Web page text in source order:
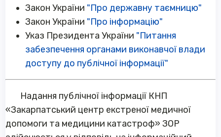
Закон України "Про державну таємницю"
Закон України "Про інформацію"
Указ Президента України "Питання
забезпечення органами виконавчої влади
доступу до публічної інформації"
Надання публічної інформації КНП
«Закарпатський центр екстреної медичної
допомоги та медицини катастроф» ЗОР